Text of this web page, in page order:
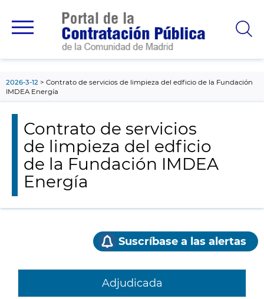
principal
2026-3-12
Contrato de servicios de limpieza del edficio de la Fundación
IMDEA Energía
Contrato de servicios
de limpieza del edficio
de la Fundación IMDEA
Energía
Suscríbase a las alertas
Adjudicada